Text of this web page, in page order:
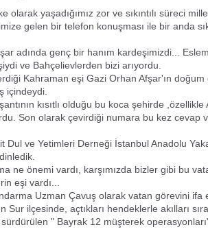
olarak yaşadığımız zor ve sıkıntılı süreci
gelen bir telefon konuşması ile bir anda
adında genç bir hanım kardeşimizdi...
ve Bahçelievlerden bizi arıyordu.
Kahraman eşi Gazi Orhan Afşar'ın
içindeydi.
kısıtlı olduğu bu koca şehirde ,özellikle
Son olarak çevirdiği numara bu kez cevap
Dul ve Yetimleri Derneği İstanbul Anadolu
ne önemi vardı, karşımızda bizler gibi bu
eşi vardı...
Uzman Çavuş olarak vatan görevini ifa
Sur ilçesinde, açtıkları hendeklerle akılları
" Bayrak 12 müşterek